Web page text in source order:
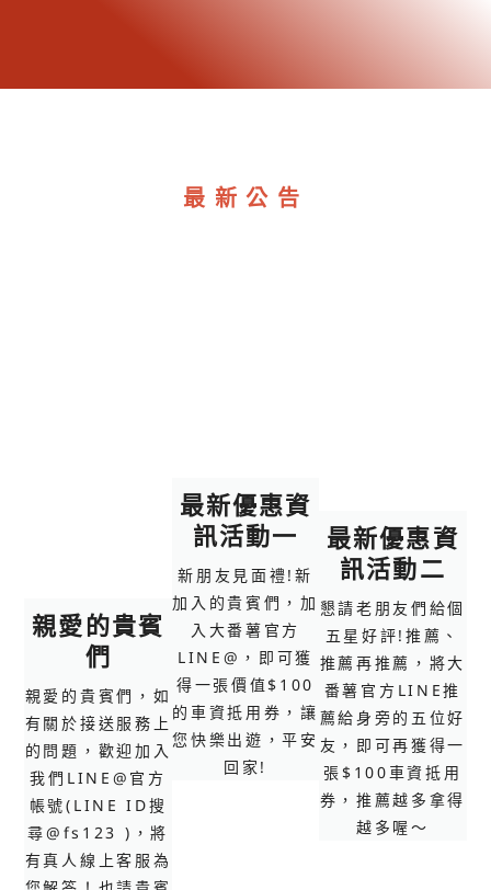
最新公告
親愛的貴賓
們
親愛的貴賓們，如
有關於接送服務上
的問題，歡迎加入
我們LINE@官方
帳號(LINE ID搜
尋@fs123 )，將
有真人線上客服為
最新優惠資
訊活動一
新朋友見面禮!新
加入的貴賓們，加
入大番薯官方
LINE@，即可獲
得一張價值$100
的車資抵用券，讓
您快樂出遊，平安
回家!
最新優惠資
訊活動二
懇請老朋友們給個
五星好評!推薦、
推薦再推薦，將大
番薯官方LINE推
薦給身旁的五位好
友，即可再獲得一
張$100車資抵用
券，推薦越多拿得
越多喔～